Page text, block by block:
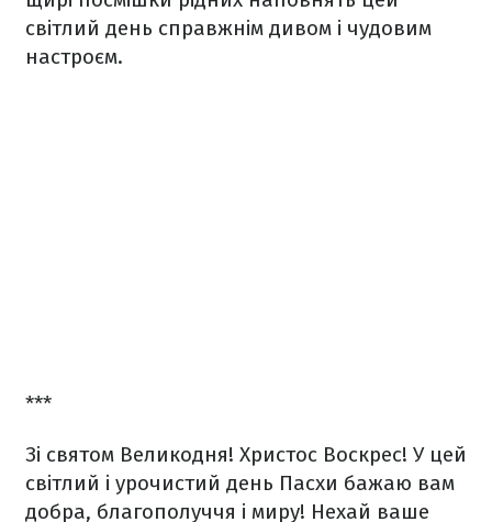
світлий день справжнім дивом і чудовим
настроєм.
***
Зі святом Великодня! Христос Воскрес! У цей
світлий і урочистий день Пасхи бажаю вам
добра, благополуччя і миру! Нехай ваше